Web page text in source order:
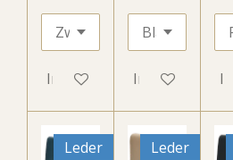
In winkelwagenIn winkelwagen
Leder Leder